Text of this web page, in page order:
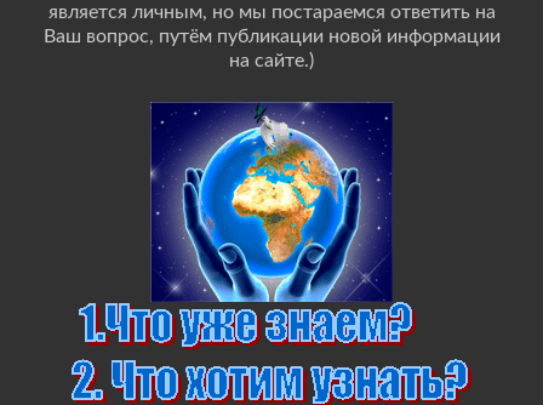
является личным, но мы постараемся ответить на
Ваш вопрос, путём публикации новой информации
на сайте.)